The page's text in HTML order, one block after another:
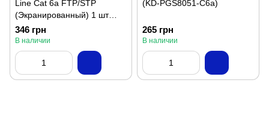
Line Cat 6а FTP/STP
(Экранированный) 1 шт
(159210011)
346 грн
В наличии
(KD-PGS8051-C6a)
265 грн
В наличии